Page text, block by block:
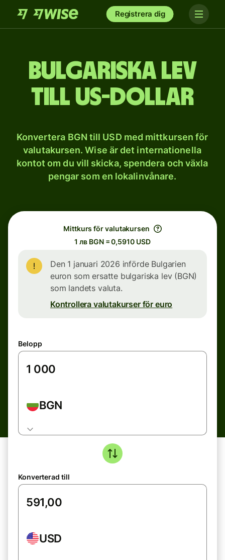
Registrera dig
Bulgariska lev
till US-dollar
Konvertera BGN till USD med mittkursen för
valutakursen. Wise är det internationella
kontot om du vill skicka, spendera och växla
pengar som en lokalinvånare.
Mittkurs för valutakursen
1 лв BGN = 0,5910 USD
Den 1 januari 2026 införde Bulgarien
euron som ersatte bulgariska lev (BGN)
som landets valuta.
Kontrollera valutakurser för euro
Belopp
BGN
Konverterad till
USD